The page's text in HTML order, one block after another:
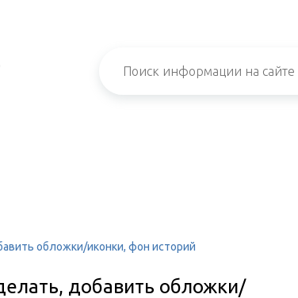
обложки/иконки, фон историй
добавить обложки/